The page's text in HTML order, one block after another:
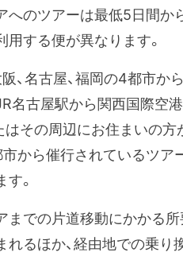
へのツアーは最低5日間か
用する便が異なります。
、名古屋、福岡の4都市
名古屋駅から関西国際空
はその周辺にお住まいの
から催行されているツア
。
までの片道移動にかかる
れるほか、経由地での乗り